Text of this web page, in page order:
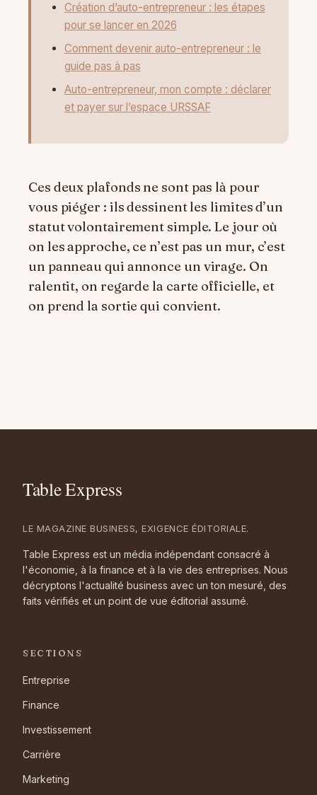
Création d’auto-entrepreneur : les étapes
pour se lancer en 2026
Comment devenir auto-entrepreneur : le
guide pas à pas
Auto-entrepreneur, mon compte : déclarer
et payer sur l’espace URSSAF
Ces deux plafonds ne sont pas là pour
vous piéger : ils dessinent les limites d’un
statut volontairement simple. Le jour où
on les approche, ce n’est pas un mur, c’est
un panneau qui annonce un virage. On
ralentit, on regarde la carte officielle, et
on prend la sortie qui convient.
LE MAGAZINE BUSINESS, EXIGENCE ÉDITORIALE.
Table Express est un média indépendant consacré à
l'économie, à la finance et à la vie des entreprises. Nous
décryptons l'actualité business avec un ton mesuré, des
faits vérifiés et un point de vue éditorial assumé.
SECTIONS
Entreprise
Finance
Investissement
Carrière
Marketing